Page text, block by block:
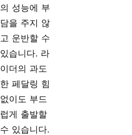
의 성능에 부
담을 주지 않
고 운반할 수
있습니다. 라
이더의 과도
한 페달링 힘
없이도 부드
럽게 출발할
수 있습니다.